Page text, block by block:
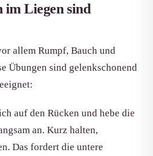
im Liegen sind
allem Rumpf, Bauch und
Übungen sind gelenkschonend
auf den Rücken und hebe die
an. Kurz halten,
Das fordert die untere